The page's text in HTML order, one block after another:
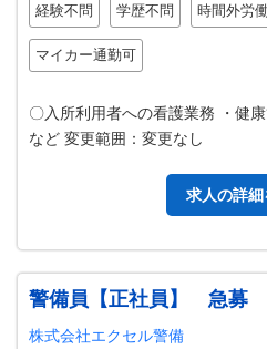
経験不問 学歴不問 時間外労
マイカー通勤可
〇入所利用者への看護業務 ・健
など 変更範囲：変更なし
求人の詳細
警備員【正社員】 急募
株式会社エクセル警備